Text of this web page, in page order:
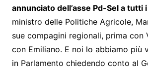
annunciato dell’asse Pd-Sel a tutti
ministro delle Politiche Agricole,
sue compagini regionali, prima con
con Emiliano. E noi lo abbiamo più
in Parlamento chiedendo conto al